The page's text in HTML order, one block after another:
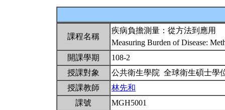
課程名稱
疾病負擔測量：從方法到應用
Measuring Burden of Disease:
開課學期
108-2
授課對象
公共衛生學院 全球衛生碩士學
授課教師
林先和
課號
MGH5001